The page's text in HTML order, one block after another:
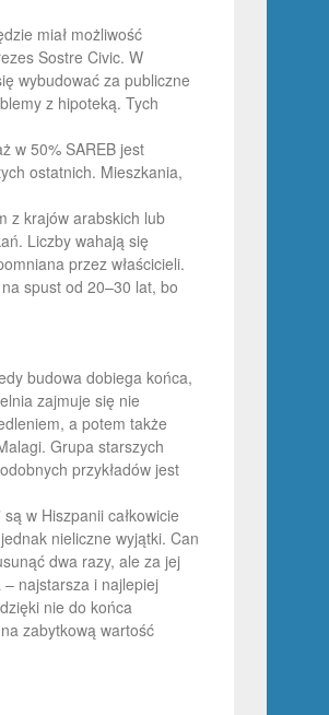
miał możliwość
Sostre Civic. W
wybudować za publiczne
z hipoteką. Tych
w 50% SAREB jest
ostatnich. Mieszkania,
z krajów arabskich lub
Liczby wahają się
przez właścicieli.
spust od 20–30 lat, bo
budowa dobiega końca,
zajmuje się nie
a potem także
Grupa starszych
przykładów jest
w Hiszpanii całkowicie
nieliczne wyjątki. Can
dwa razy, ale za jej
najstarsza i najlepiej
nie do końca
zabytkową wartość